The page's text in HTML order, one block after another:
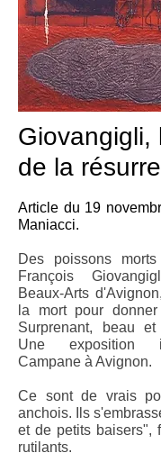
Giovangigli,
de la
Article du 19
Maniacci.
Des poissons
François
Beaux-Arts
la mort pour
Surprenant, beau
Une exposition
Campane à Avignon.
Ce sont de vrais
anchois. Ils
et de petits baisers",
rutilants.